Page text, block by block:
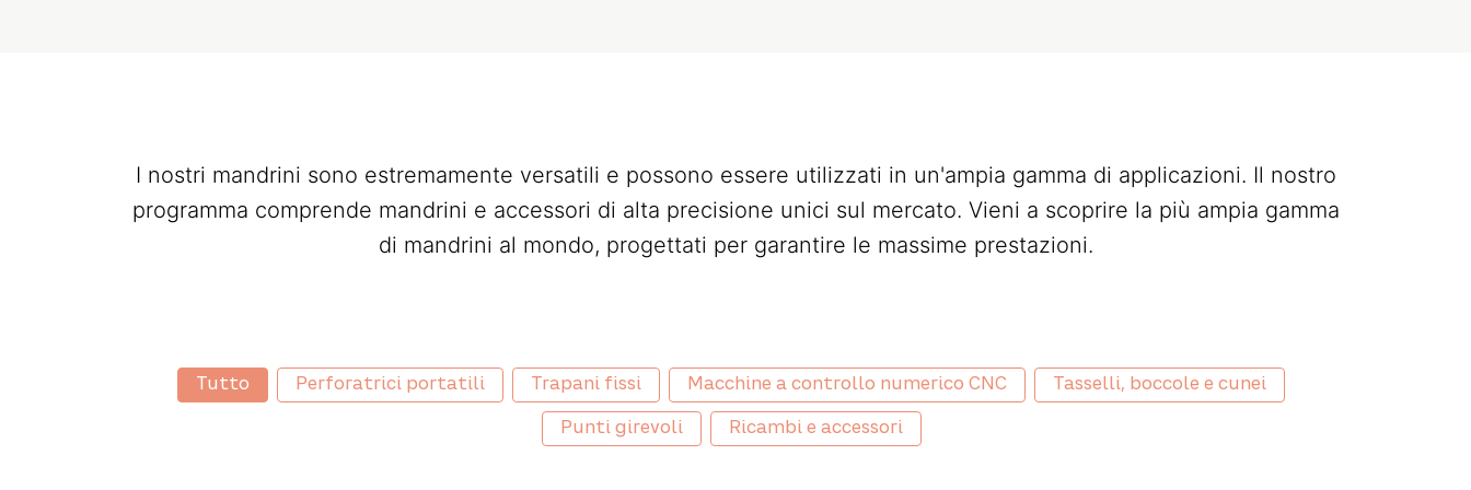
I nostri mandrini sono estremamente versatili e possono essere utilizzati in un'ampia gamma di applicazioni. Il nostro
programma comprende mandrini e accessori di alta precisione unici sul mercato. Vieni a scoprire la più ampia gamma
di mandrini al mondo, progettati per garantire le massime prestazioni.
Industrial categories
Tutto Perforatrici portatili Trapani fissi Macchine a controllo numerico CNC Tasselli, boccole e cunei
Punti girevoli Ricambi e accessori